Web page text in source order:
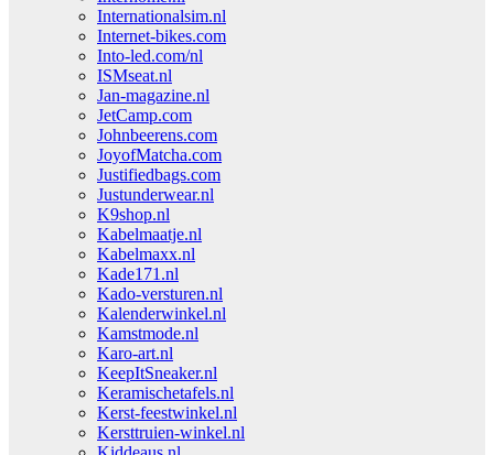
Internationalsim.nl
Internet-bikes.com
Into-led.com/nl
ISMseat.nl
Jan-magazine.nl
JetCamp.com
Johnbeerens.com
JoyofMatcha.com
Justifiedbags.com
Justunderwear.nl
K9shop.nl
Kabelmaatje.nl
Kabelmaxx.nl
Kade171.nl
Kado-versturen.nl
Kalenderwinkel.nl
Kamstmode.nl
Karo-art.nl
KeepItSneaker.nl
Keramischetafels.nl
Kerst-feestwinkel.nl
Kersttruien-winkel.nl